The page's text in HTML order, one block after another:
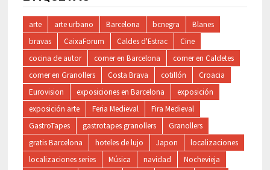
arte arte urbano Barcelona bcnegra
Blanes
bravas
CaixaForum Caldes d'Estrac
Cine
cocina de autor
comer en Barcelona
comer en Caldetes
comer en Granollers
Costa Brava cotillón
Croacia
Eurovision
exposiciones en Barcelona
exposición
exposición arte
Feria Medieval
Fira Medieval
GastroTapes
gastrotapes granollers
Granollers
gratis Barcelona
hoteles de lujo Japon
localizaciones
localizaciones series
Música navidad
Nochevieja